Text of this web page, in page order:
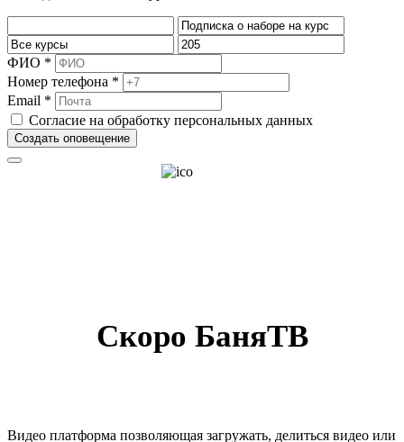
ФИО *
Номер телефона *
Email *
Согласие на обработку персональных данных
Создать оповещение
Скоро БаняТВ
Видео платформа позволяющая загружать, делиться видео или